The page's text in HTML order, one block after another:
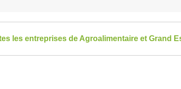
les entreprises de Agroalimentaire et Grand